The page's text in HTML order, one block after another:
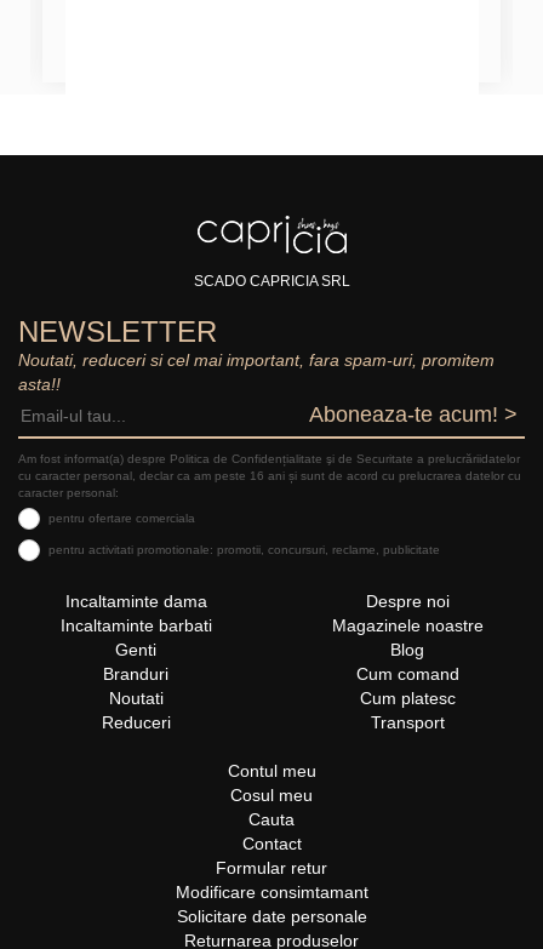
SCADO CAPRICIA SRL
NEWSLETTER
Noutati, reduceri si cel mai important, fara spam-uri, promitem
asta!!
Aboneaza-te acum! >
Am fost informat(a) despre Politica de Confidențialitate şi de Securitate a prelucrăriidatelor
cu caracter personal, declar ca am peste 16 ani și sunt de acord cu prelucrarea datelor cu
caracter personal:
pentru ofertare comerciala
pentru activitati promotionale: promotii, concursuri, reclame, publicitate
Incaltaminte dama
Incaltaminte barbati
Genti
Branduri
Noutati
Reduceri
Despre noi
Magazinele noastre
Blog
Cum comand
Cum platesc
Transport
Contul meu
Cosul meu
Cauta
Contact
Formular retur
Modificare consimtamant
Solicitare date personale
Returnarea produselor